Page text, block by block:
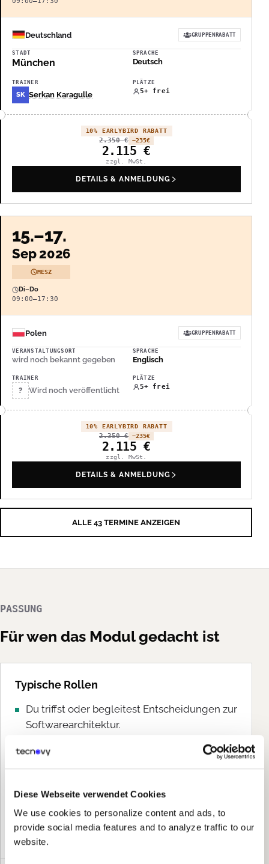
Diese Webseite verwendet Cookies
We use cookies to personalize content and ads, to
provide social media features and to analyze traffic to our
website.
Deutschland GRUPPENRABATT
STADT
München
SPRACHE
Deutsch
TRAINER
SK Serkan Karagulle
PLÄTZE
5+ frei
10% EARLYBIRD RABATT
2.350€ −235€
2.115€
zzgl. MwSt.
DETAILS & ANMELDUNG
15.–17.
Sep 2026
MESZ
Di–Do
09:00–17:30
Polen GRUPPENRABATT
VERANSTALTUNGSORT
wird noch bekannt gegeben
SPRACHE
Englisch
TRAINER
? Wird noch veröffentlicht
PLÄTZE
5+ frei
10% EARLYBIRD RABATT
2.350€ −235€
2.115€
zzgl. MwSt.
DETAILS & ANMELDUNG
ALLE 43 TERMINE ANZEIGEN
PASSUNG
Für wen das Modul gedacht ist
Typische Rollen
Du triffst oder begleitest Entscheidungen zur
Softwarearchitektur.
Du entwickelst Software und willst
anderen Teams und Stakeholdern ab.
Du dokumentierst und begründest
technische Entscheidungen.